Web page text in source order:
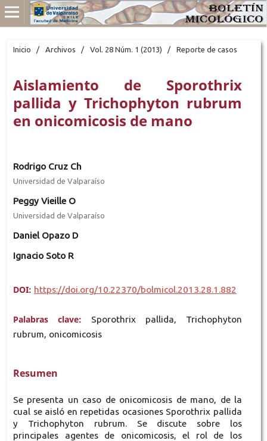
Inicio / Archivos / Vol. 28 Núm. 1 (2013) / Reporte de casos
Aislamiento de Sporothrix
pallida y Trichophyton rubrum
en onicomicosis de mano
Rodrigo Cruz Ch
Universidad de Valparaíso
Peggy Vieille O
Universidad de Valparaíso
Daniel Opazo D
Ignacio Soto R
DOI: https://doi.org/10.22370/bolmicol.2013.28.1.882
Palabras clave:
Sporothrix pallida, Trichophyton
rubrum, onicomicosis
Resumen
Se presenta un caso de onicomicosis de mano, de la
cual se aisló en repetidas ocasiones Sporothrix pallida
y Trichophyton rubrum. Se discute sobre los
principales agentes de onicomicosis, el rol de los